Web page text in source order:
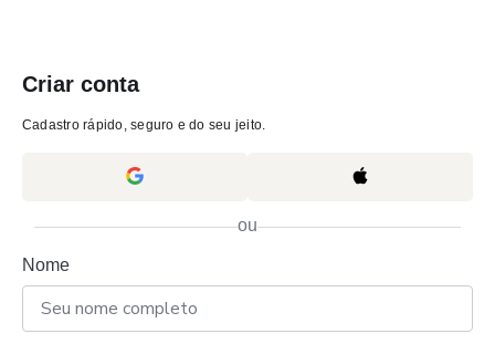
Criar conta
Cadastro rápido, seguro e do seu jeito.
ou
Nome